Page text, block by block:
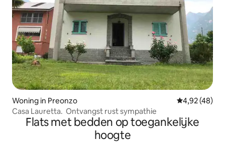
Woning in Preonzo Gemiddelde
4,92 (48)
Casa Lauretta. Ontvangst rust sympathie
Flats met bedden op toegankelijke
hoogte